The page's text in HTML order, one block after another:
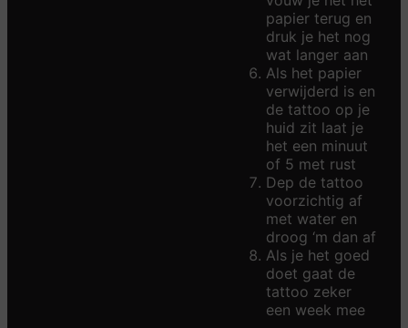
papier terug en
druk je het nog
wat langer aan
Als het papier
verwijderd is en
de tattoo op je
huid zit laat je
het een minuut
of 5 met rust
Dep de tattoo
voorzichtig af
met water en
droog ‘m dan af
Als je het goed
doet gaat de
tattoo zeker
een week mee